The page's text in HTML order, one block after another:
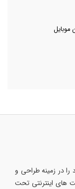
موبایل
خود را در زمینه طراحی و
های اینترنتی تحت